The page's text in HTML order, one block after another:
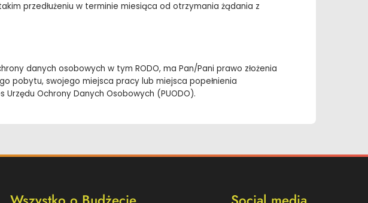
przedłużeniu w terminie miesiąca od otrzymania żądania z
danych osobowych w tym RODO, ma Pan/Pani prawo złożenia
pobytu, swojego miejsca pracy lub miejsca popełnienia
Ochrony Danych Osobowych (PUODO).